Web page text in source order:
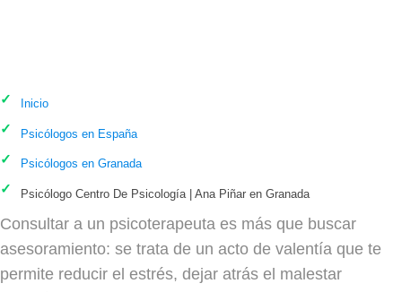
Inicio
Psicólogos en España
Psicólogos en Granada
Psicólogo Centro De Psicología | Ana Piñar en Granada
Consultar a un psicoterapeuta es más que buscar
asesoramiento: se trata de un acto de valentía que te
permite reducir el estrés, dejar atrás el malestar